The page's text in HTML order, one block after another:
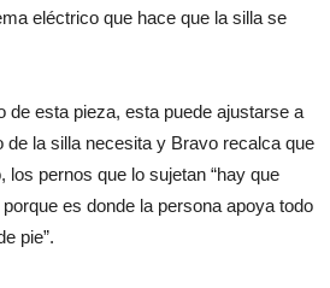
eléctrico que hace que la silla se
de esta pieza, esta puede ajustarse a
de la silla necesita y Bravo recalca que
los pernos que lo sujetan “hay que
es donde la persona apoya todo
pie”.